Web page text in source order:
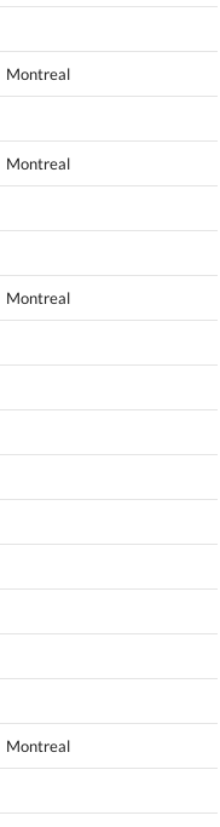
Montreal
Montreal
Montreal
Montreal